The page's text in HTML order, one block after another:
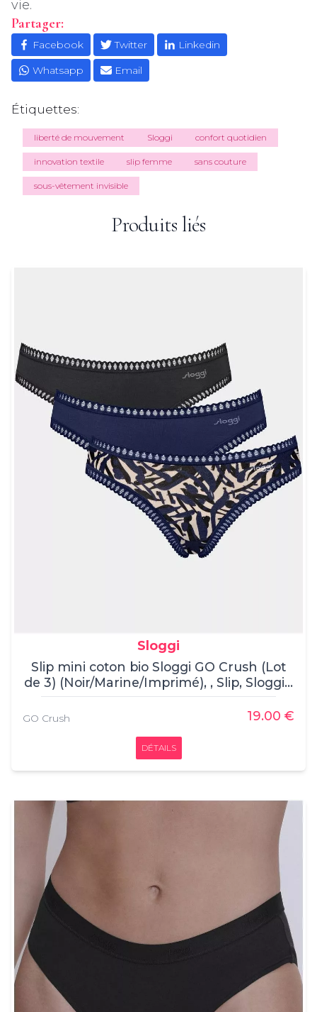
vie.
Partager:
Facebook Twitter
Linkedin
Whatsapp
Email
Étiquettes:
liberté de mouvement Sloggi confort quotidien
innovation textile slip femme sans couture
sous-vêtement invisible
Produits liés
Sloggi
Slip mini coton bio Sloggi GO Crush (Lot
de 3) (Noir/Marine/Imprimé), , Slip, Sloggi, ,
95% Coton, 5% Elasthanne
GO Crush 19.00 €
DÉTAILS